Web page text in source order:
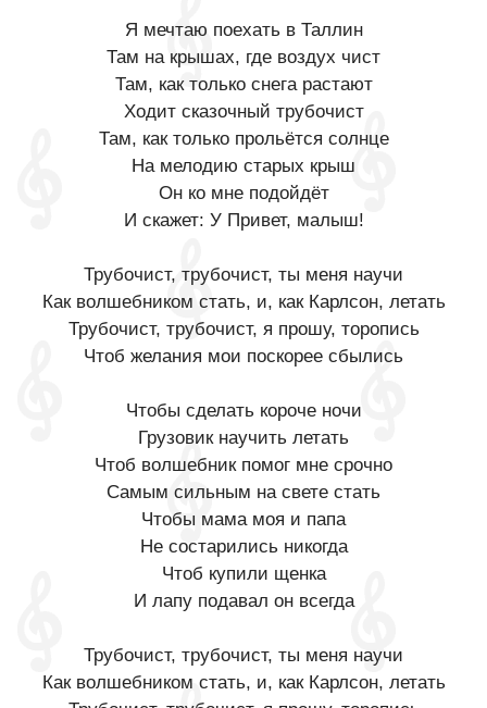
Я мечтаю поехать в Таллин
Там на крышах, где воздух чист
Там, как только снега растают
Ходит сказочный трубочист
Там, как только прольётся солнце
На мелодию старых крыш
Он ко мне подойдёт
И скажет: У Привет, малыш!
Трубочист, трубочист, ты меня научи
Как волшебником стать, и, как Карлсон, летать
Трубочист, трубочист, я прошу, торопись
Чтоб желания мои поскорее сбылись
Чтобы сделать короче ночи
Грузовик научить летать
Чтоб волшебник помог мне срочно
Самым сильным на свете стать
Чтобы мама моя и папа
Не состарились никогда
Чтоб купили щенка
И лапу подавал он всегда
Трубочист, трубочист, ты меня научи
Как волшебником стать, и, как Карлсон, летать